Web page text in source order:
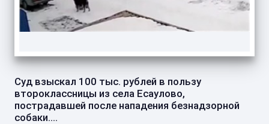
Суд взыскал 100 тыс. рублей в пользу
второклассницы из села Есаулово,
пострадавшей после нападения безнадзорной
собаки....